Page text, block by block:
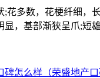
多数，花梗纤细，长
显，基部渐狭呈爪;短
碑怎么样（荣盛地产口